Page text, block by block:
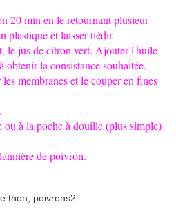
20 min en le retournant plusieur
plastique et laisser tiédir.
le jus de citron vert. Ajouter l'huile
la consistance souhaitée.
membranes et le couper en fines
ou à la poche à douille (plus simple)
de poivron.